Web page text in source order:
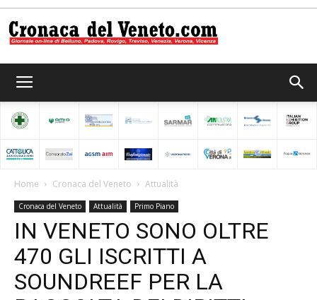
del
Veneto
Home Cronaca del Veneto Attualità
Cronaca del Veneto Attualità Primo Piano
IN VENETO SONO OLTRE
470 GLI ISCRITTI A
SOUNDREEF PER LA